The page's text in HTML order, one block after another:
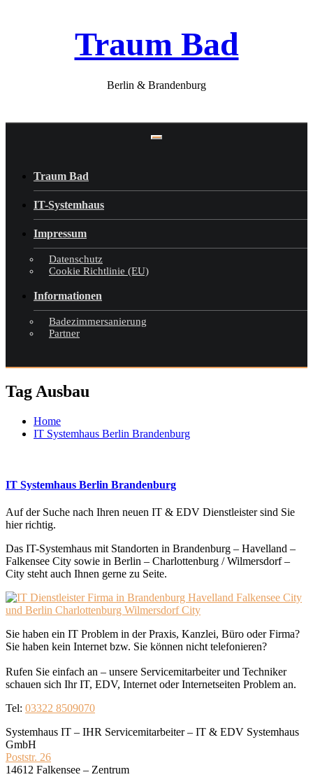
Traum Bad
Berlin & Brandenburg
Traum Bad
IT-Systemhaus
Impressum
Datenschutz
Cookie Richtlinie (EU)
Informationen
Badezimmersanierung
Partner
Tag Ausbau
Home
IT Systemhaus Berlin Brandenburg
IT Systemhaus Berlin Brandenburg
Auf der Suche nach Ihren neuen IT & EDV Dienstleister sind Sie
hier richtig.
Das IT-Systemhaus mit Standorten in Brandenburg – Havelland –
Falkensee City sowie in Berlin – Charlottenburg / Wilmersdorf –
City steht auch Ihnen gerne zu Seite.
Sie haben ein IT Problem in der Praxis, Kanzlei, Büro oder Firma?
Sie haben kein Internet bzw. Sie können nicht telefonieren?
Rufen Sie einfach an – unsere Servicemitarbeiter und Techniker
schauen sich Ihr IT, EDV, Internet oder Internetseiten Problem an.
Tel: 03322 8509070
Systemhaus IT – IHR Servicemitarbeiter – IT & EDV Systemhaus
GmbH
Poststr. 26
14612 Falkensee – Zentrum